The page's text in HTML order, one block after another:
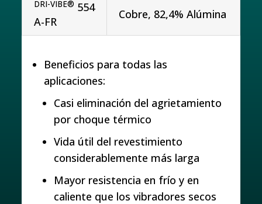
DRI-VIBE® 554
A-FR
Cobre, 82,4% Alúmina
Beneficios para todas las
aplicaciones:
Casi eliminación del agrietamiento
por choque térmico
Vida útil del revestimiento
considerablemente más larga
Mayor resistencia en frío y en
caliente que los vibradores secos